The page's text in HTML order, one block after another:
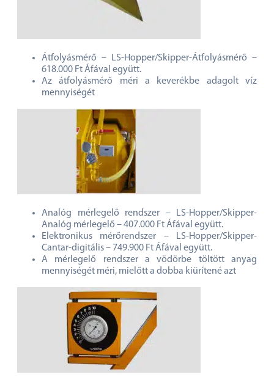
Átfolyásmérő – LS-Hopper/Skipper-Átfolyásmérő –
618.000 Ft Áfával együtt.
Az átfolyásmérő méri a keverékbe adagolt víz
mennyiségét
Analóg mérlegelő rendszer – LS-Hopper/Skipper-
Analóg mérlegelő – 407.000 Ft Áfával együtt.
Elektronikus mérőrendszer – LS-Hopper/Skipper-
Cantar-digitális – 749.900 Ft Áfával együtt.
A mérlegelő rendszer a vödörbe töltött anyag
mennyiségét méri, mielőtt a dobba kiürítené azt